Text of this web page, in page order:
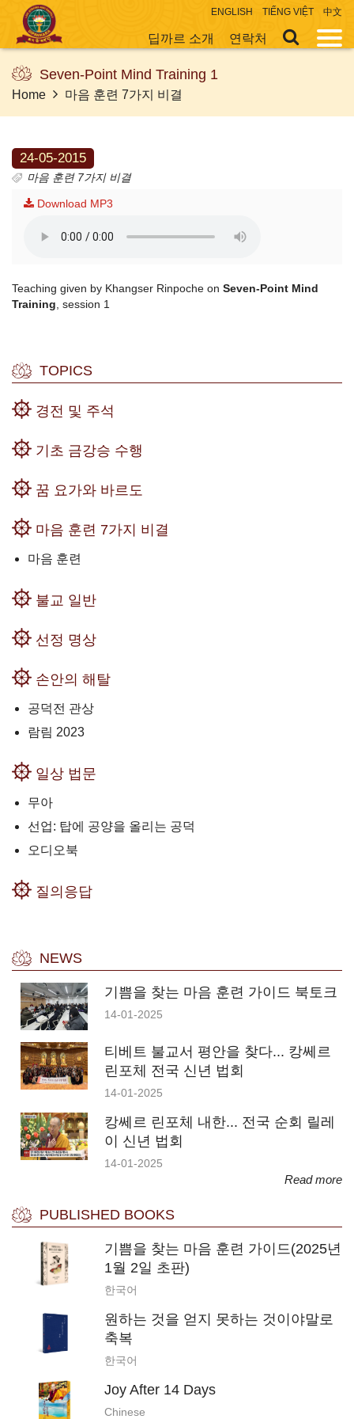
ENGLISH TIẾNG VIỆT 中文
딥까르 소개 연락처
Seven-Point Mind Training 1
Home 마음 훈련 7가지 비결
24-05-2015
마음 훈련 7가지 비결
Download MP3
Teaching given by Khangser Rinpoche on Seven-Point Mind
Training, session 1
TOPICS
경전 및 주석
기초 금강승 수행
꿈 요가와 바르도
마음 훈련 7가지 비결
마음 훈련
불교 일반
선정 명상
손안의 해탈
공덕전 관상
람림 2023
일상 법문
무아
선업: 탑에 공양을 올리는 공덕
오디오북
질의응답
NEWS
기쁨을 찾는 마음 훈련 가이드 북토크
14-01-2025
티베트 불교서 평안을 찾다... 캉쎄르
린포체 전국 신년 법회
14-01-2025
캉쎄르 린포체 내한... 전국 순회 릴레
이 신년 법회
14-01-2025
Read more
PUBLISHED BOOKS
기쁨을 찾는 마음 훈련 가이드(2025년
1월 2일 초판)
한국어
원하는 것을 얻지 못하는 것이야말로
축복
한국어
Joy After 14 Days
Chinese